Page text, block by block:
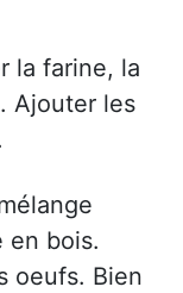
la farine, la
Ajouter les
en bois.
oeufs. Bien